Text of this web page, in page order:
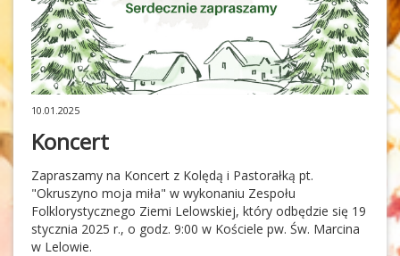
10.01.2025
Koncert
Zapraszamy na Koncert z Kolędą i Pastorałką pt.
"Okruszyno moja miła" w wykonaniu Zespołu
Folklorystycznego Ziemi Lelowskiej, który odbędzie się 19
stycznia 2025 r., o godz. 9:00 w Kościele pw. Św. Marcina
w Lelowie.